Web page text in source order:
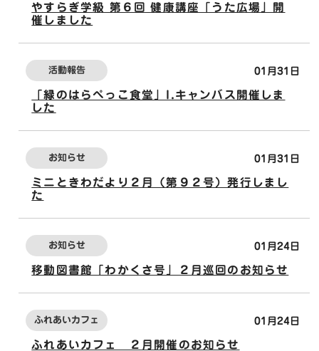
やすらぎ学級 第６回 健康講座「うた広場」開
催しました
01月31日
活動報告
「緑のはらぺっこ食堂」I.キャンバス開催しま
した
01月31日
お知らせ
ミニときわだより２月（第９２号）発行しまし
た
01月24日
お知らせ
移動図書館「わかくさ号」２月巡回のお知らせ
01月24日
ふれあいカフェ
ふれあいカフェ ２月開催のお知らせ